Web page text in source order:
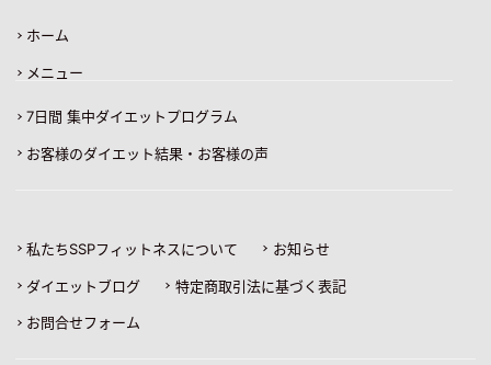
ホーム
メニュー
7日間 集中ダイエットプログラム
お客様のダイエット結果・お客様の声
私たちSSPフィットネスについて お知らせ
ダイエットブログ 特定商取引法に基づく表記
お問合せフォーム